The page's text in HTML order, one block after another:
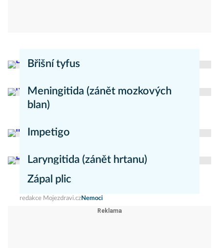
Břišní tyfus
Meningitida (zánět mozkových
blan)
Impetigo
Laryngitida (zánět hrtanu)
redakce Mojezdravi.cz
Zápal plic
redakce Mojezdravi.czNemoci